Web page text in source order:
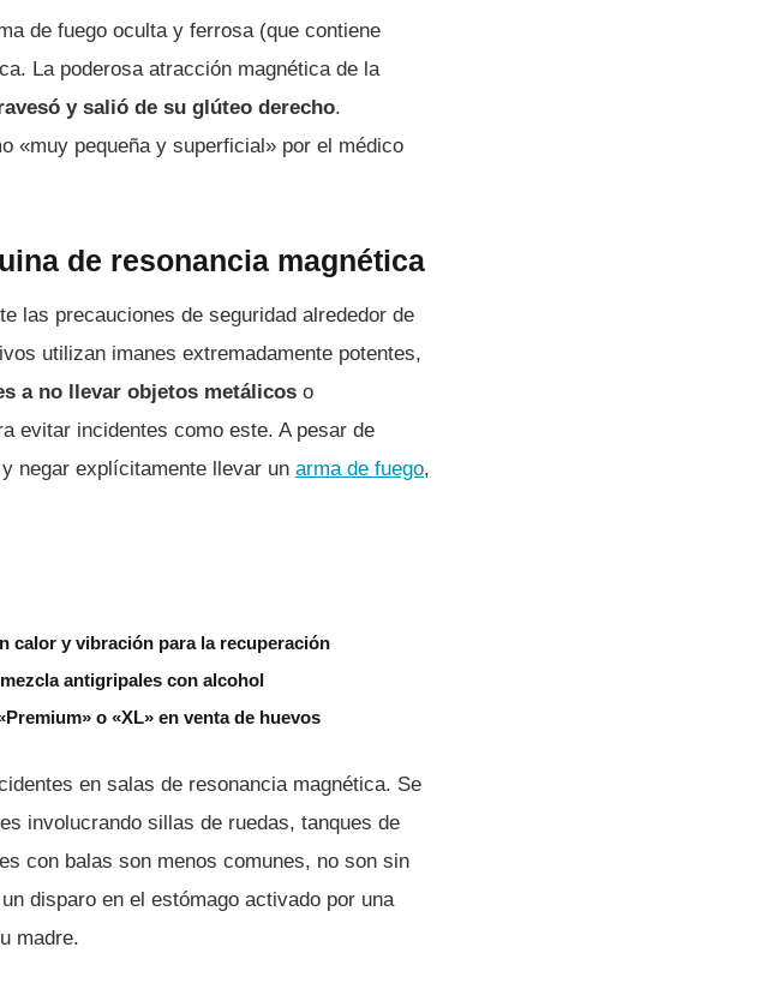
de fuego oculta y ferrosa (que contiene
La poderosa atracción magnética de la
y salió de su glúteo derecho.
«muy pequeña y superficial» por el médico
de resonancia magnética
las precauciones de seguridad alrededor de
utilizan imanes extremadamente potentes,
a no llevar objetos metálicos o
evitar incidentes como este. A pesar de
negar explícitamente llevar un arma de fuego,
calor y vibración para la recuperación
antigripales con alcohol
o «XL» en venta de huevos
en salas de resonancia magnética. Se
involucrando sillas de ruedas, tanques de
con balas son menos comunes, no son sin
disparo en el estómago activado por una
madre.